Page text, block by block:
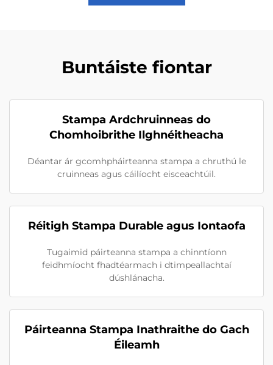
Buntáiste fiontar
Stampa Ardchruinneas do
Chomhoibrithe Ilghnéitheacha
Déantar ár gcomhpháirteanna stampa a chruthú le
cruinneas agus cáilíocht eisceachtúil.
Réitigh Stampa Durable agus Iontaofa
Tugaimid páirteanna stampa a chinntíonn
feidhmíocht fhadtéarmach i dtimpeallachtaí
dúshlánacha.
Páirteanna Stampa Inathraithe do Gach
Éileamh